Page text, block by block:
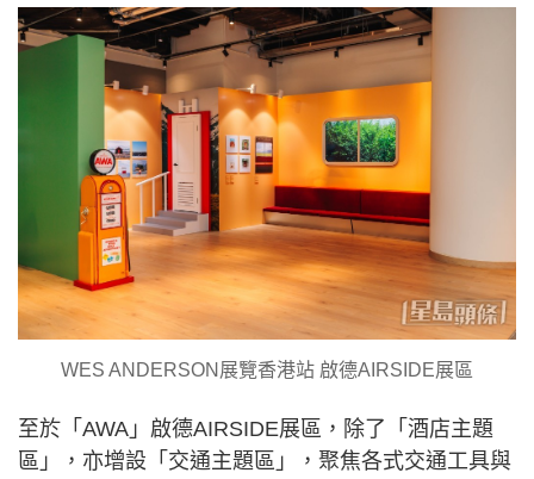
WES ANDERSON展覽香港站 啟德AIRSIDE展區
至於「AWA」啟德AIRSIDE展區，除了「酒店主題
區」，亦增設「交通主題區」，聚焦各式交通工具與